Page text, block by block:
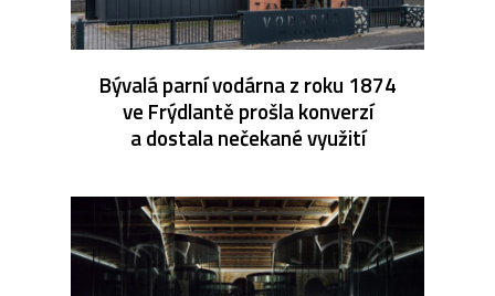
Bývalá parní vodárna z roku 1874
ve Frýdlantě prošla konverzí
a dostala nečekané využití